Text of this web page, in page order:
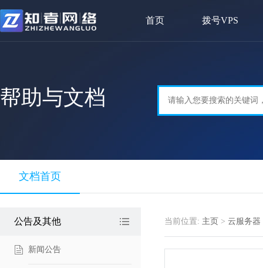
首页 拨号VPS
帮助与文档
文档首页
公告及其他
新闻公告
当前位置: 主页 > 云服务器